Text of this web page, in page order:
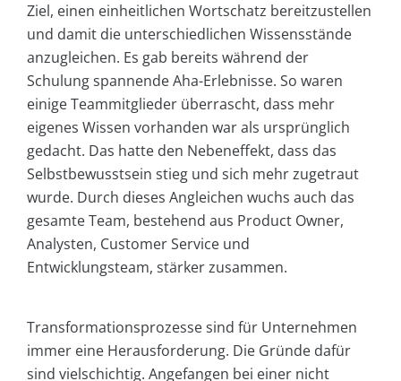
Ziel, einen einheitlichen Wortschatz bereitzustellen
und damit die unterschiedlichen Wissensstände
anzugleichen. Es gab bereits während der
Schulung spannende Aha-Erlebnisse. So waren
einige Teammitglieder überrascht, dass mehr
eigenes Wissen vorhanden war als ursprünglich
gedacht. Das hatte den Nebeneffekt, dass das
Selbstbewusstsein stieg und sich mehr zugetraut
wurde. Durch dieses Angleichen wuchs auch das
gesamte Team, bestehend aus Product Owner,
Analysten, Customer Service und
Entwicklungsteam, stärker zusammen.
Transformationsprozesse sind für Unternehmen
immer eine Herausforderung. Die Gründe dafür
sind vielschichtig. Angefangen bei einer nicht